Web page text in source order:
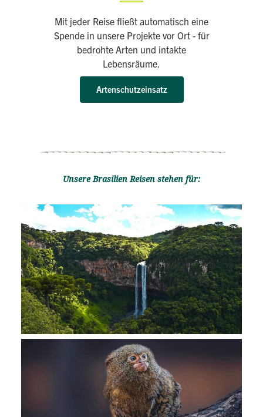
Mit jeder Reise fließt automatisch eine
Spende in unsere Projekte vor Ort - für
bedrohte Arten und intakte
Lebensräume.
Artenschutzeinsatz
Unsere Brasilien Reisen stehen für: